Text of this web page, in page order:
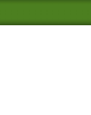
配信を登録す